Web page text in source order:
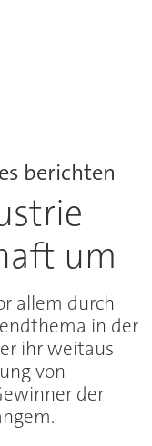
berichten
um
allem durch
in der
ihr weitaus
von
der